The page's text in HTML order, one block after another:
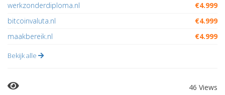
werkzonderdiploma.nl
€4.999
bitcoinvaluta.nl
€4.999
maakbereik.nl
€4.999
Bekijk alle
46 Views